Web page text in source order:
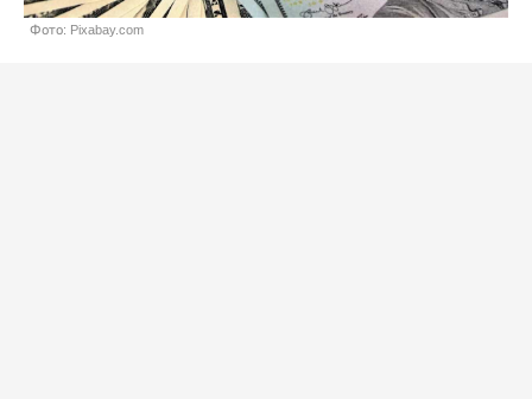
Фото: Pixabay.com